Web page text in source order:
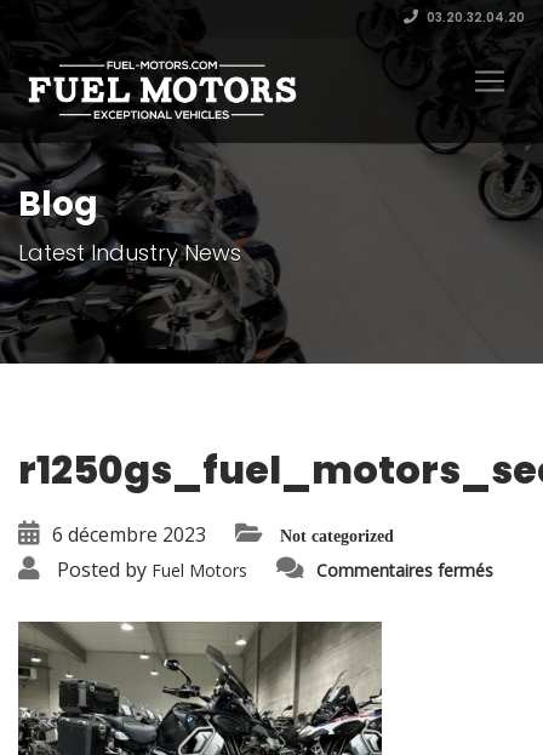
03.20.32.04.20
Blog
Latest Industry News
6 décembre 2023 Not categorized
Posted by Fuel Motors Commentaires ferméssur